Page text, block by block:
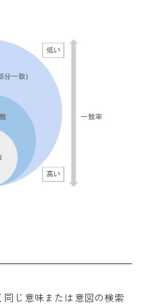
じ意味または意図の検索